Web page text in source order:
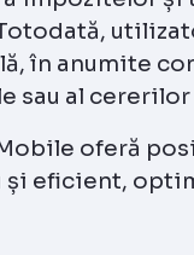
în anumite
sau al cererilor
oferă
eficient,